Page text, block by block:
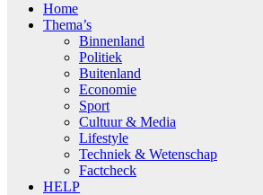
Home
Thema’s
Binnenland
Politiek
Buitenland
Economie
Sport
Cultuur & Media
Lifestyle
Techniek & Wetenschap
Factcheck
HELP